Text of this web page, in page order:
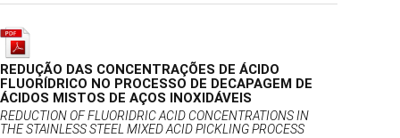
REDUÇÃO DAS CONCENTRAÇÕES DE ÁCIDO
FLUORÍDRICO NO PROCESSO DE DECAPAGEM DE
ÁCIDOS MISTOS DE AÇOS INOXIDÁVEIS
REDUCTION OF FLUORIDRIC ACID CONCENTRATIONS IN
THE STAINLESS STEEL MIXED ACID PICKLING PROCESS